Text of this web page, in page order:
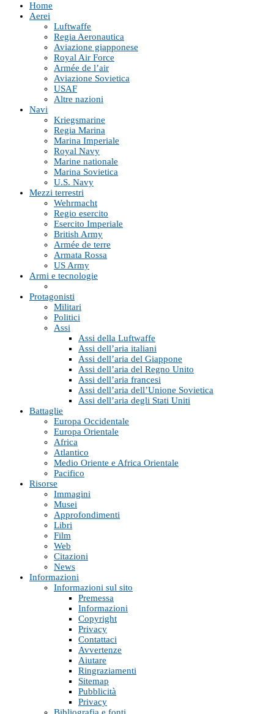
Home
Aerei
Luftwaffe
Regia Aeronautica
Aviazione giapponese
Royal Air Force
Armée de l’air
Aviazione Sovietica
USAF
Altre nazioni
Navi
Kriegsmarine
Regia Marina
Marina Imperiale
Royal Navy
Marine nationale
Marina Sovietica
U.S. Navy
Mezzi terrestri
Wehrmacht
Regio esercito
Esercito Imperiale
British Army
Armée de terre
Armata Rossa
US Army
Armi e tecnologie
Protagonisti
Militari
Politici
Assi
Assi della Luftwaffe
Assi dell’aria italiani
Assi dell’aria del Giappone
Assi dell’aria del Regno Unito
Assi dell’aria francesi
Assi dell’aria dell’Unione Sovietica
Assi dell’aria degli Stati Uniti
Battaglie
Europa Occidentale
Europa Orientale
Africa
Atlantico
Medio Oriente e Africa Orientale
Pacifico
Risorse
Immagini
Musei
Approfondimenti
Libri
Film
Web
Citazioni
News
Informazioni
Informazioni sul sito
Premessa
Informazioni
Copyright
Privacy
Contattaci
Avvertenze
Aiutare
Ringraziamenti
Sitemap
Pubblicità
Privacy